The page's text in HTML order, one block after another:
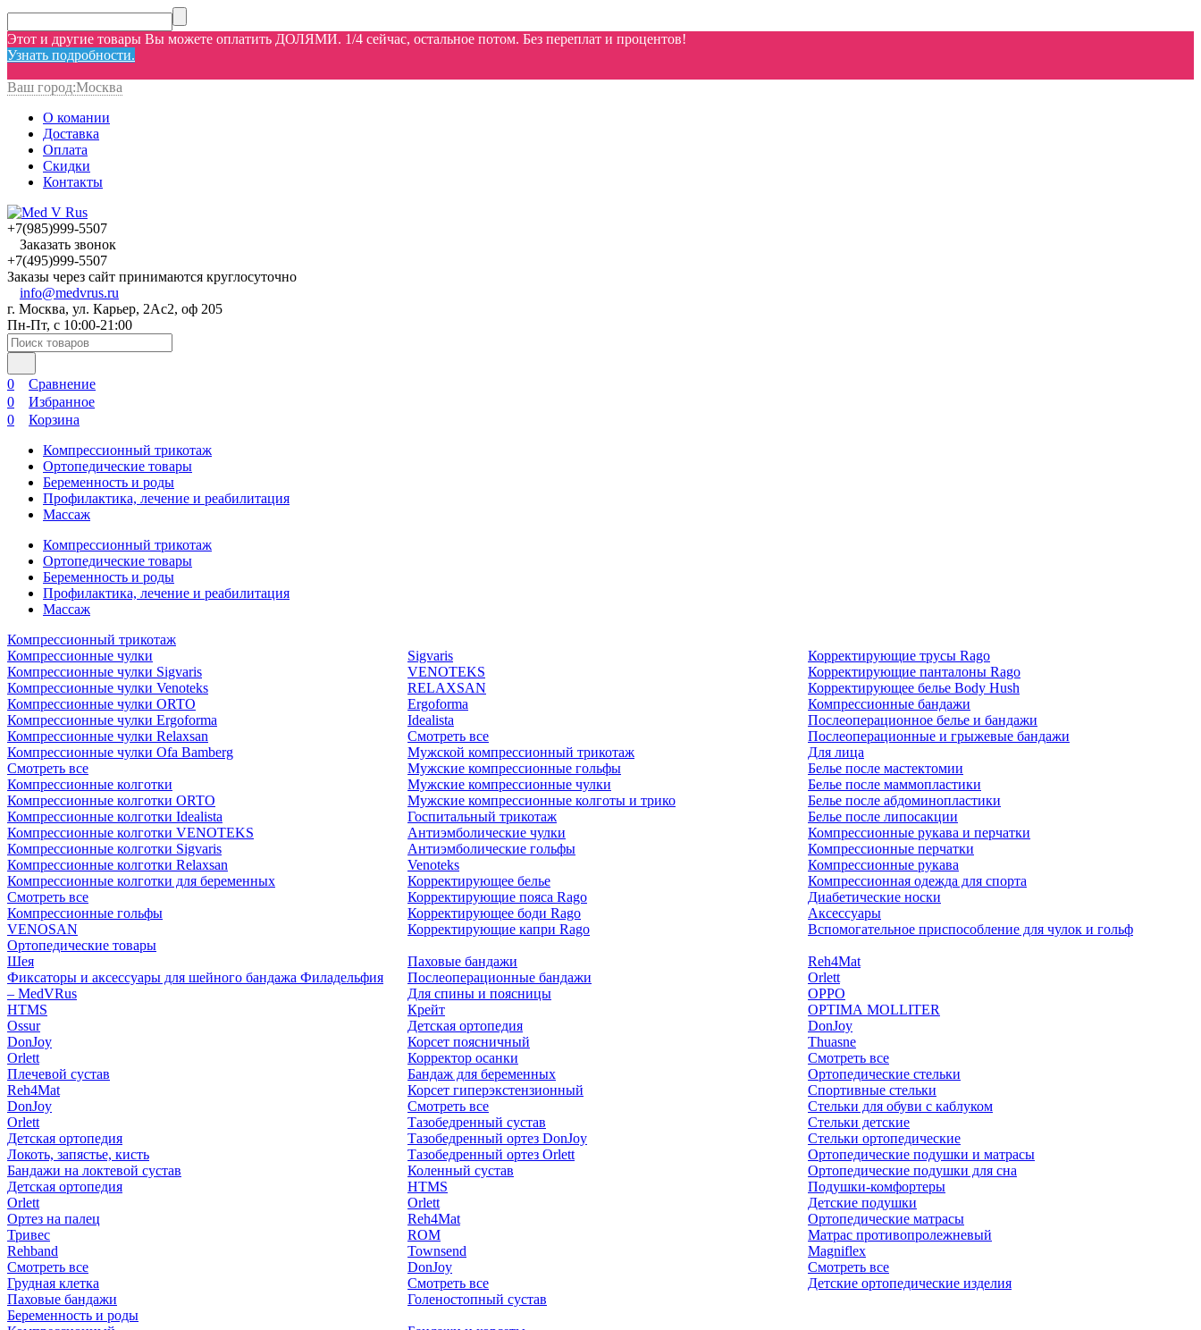
Этот и другие товары Вы можете оплатить ДОЛЯМИ. 1/4 сейчас, остальное потом. Без переплат и процентов!
Узнать подробности.
Ваш город:Москва
О комании
Доставка
Оплата
Скидки
Контакты
+7(985)999-5507
Заказать звонок
+7(495)999-5507
Заказы через сайт принимаются круглосуточно
info@medvrus.ru
г. Москва, ул. Карьер, 2Ас2, оф 205
Пн-Пт, с 10:00-21:00
0
Сравнение
0
Избранное
0
Корзина
Компрессионный трикотаж
Ортопедические товары
Беременность и роды
Профилактика, лечение и реабилитация
Массаж
Компрессионный трикотаж
Ортопедические товары
Беременность и роды
Профилактика, лечение и реабилитация
Массаж
Компрессионный трикотаж
Компрессионные чулки
Компрессионные чулки Sigvaris
Компрессионные чулки Venoteks
Компрессионные чулки ORTO
Компрессионные чулки Ergoforma
Компрессионные чулки Relaxsan
Компрессионные чулки Ofa Bamberg
Смотреть все
Компрессионные колготки
Компрессионные колготки ORTO
Компрессионные колготки Idealista
Компрессионные колготки VENOTEKS
Компрессионные колготки Sigvaris
Компрессионные колготки Relaxsan
Компрессионные колготки для беременных
Смотреть все
Компрессионные гольфы
VENOSAN
Sigvaris
VENOTEKS
RELAXSAN
Ergoforma
Idealista
Смотреть все
Мужской компрессионный трикотаж
Мужские компрессионные гольфы
Мужские компрессионные чулки
Мужские компрессионные колготы и трико
Госпитальный трикотаж
Антиэмболические чулки
Антиэмболические гольфы
Venoteks
Корректирующее белье
Корректирующие пояса Rago
Корректирующее боди Rago
Корректирующие капри Rago
Корректирующие трусы Rago
Корректирующие панталоны Rago
Корректирующее белье Body Hush
Компрессионные бандажи
Послеоперационное белье и бандажи
Послеоперационные и грыжевые бандажи
Для лица
Белье после мастектомии
Белье после маммопластики
Белье после абдоминопластики
Белье после липосакции
Компрессионные рукава и перчатки
Компрессионные перчатки
Компрессионные рукава
Компрессионная одежда для спорта
Диабетические носки
Аксессуары
Вспомогательное приспособление для чулок и гольф
Ортопедические товары
Шея
Фиксаторы и аксессуары для шейного бандажа Филадельфия
– MedVRus
HTMS
Ossur
DonJoy
Orlett
Плечевой сустав
Reh4Mat
DonJoy
Orlett
Детская ортопедия
Локоть, запястье, кисть
Бандажи на локтевой сустав
Детская ортопедия
Orlett
Ортез на палец
Тривес
Rehband
Смотреть все
Грудная клетка
Паховые бандажи
Паховые бандажи
Послеоперационные бандажи
Для спины и поясницы
Крейт
Детская ортопедия
Корсет поясничный
Корректор осанки
Бандаж для беременных
Корсет гиперэкстензионный
Смотреть все
Тазобедренный сустав
Тазобедренный ортез DonJoy
Тазобедренный ортез Orlett
Коленный сустав
HTMS
Orlett
Reh4Mat
ROM
Townsend
DonJoy
Смотреть все
Голеностопный сустав
Reh4Mat
Orlett
OPPO
OPTIMA MOLLITER
DonJoy
Thuasne
Смотреть все
Ортопедические стельки
Спортивные стельки
Стельки для обуви с каблуком
Стельки детские
Стельки ортопедические
Ортопедические подушки и матрасы
Ортопедические подушки для сна
Подушки-комфортеры
Детские подушки
Ортопедические матрасы
Матрас противопролежневый
Magniflex
Смотреть все
Детские ортопедические изделия
Беременность и роды